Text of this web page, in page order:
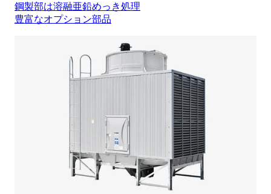
鋼製部は溶融亜鉛めっき処理
豊富なオプション部品